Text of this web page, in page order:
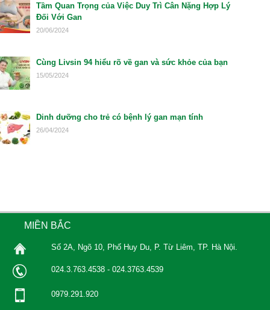
Tầm Quan Trọng của Việc Duy Trì Cân Nặng Hợp Lý
Đối Với Gan
20/06/2024
Cùng Livsin 94 hiểu rõ về gan và sức khỏe của bạn
15/05/2024
Dinh dưỡng cho trẻ có bệnh lý gan mạn tính
26/04/2024
MIỀN BẮC
Số 2A, Ngõ 10, Phố Huy Du, P. Từ Liêm, TP. Hà Nội.
024.3.763.4538 - 024.3763.4539
0979.291.920